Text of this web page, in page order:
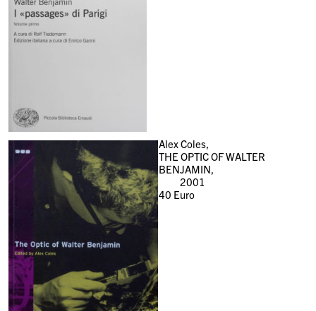
Alex Coles,
THE OPTIC OF WALTER
BENJAMIN,
2001
40 Euro